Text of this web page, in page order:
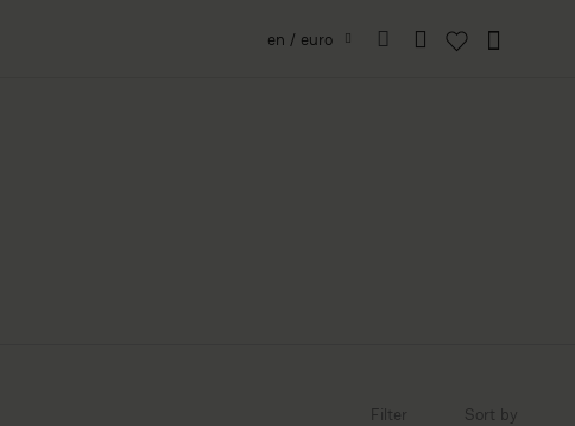
en / euro
Sort by
Filter